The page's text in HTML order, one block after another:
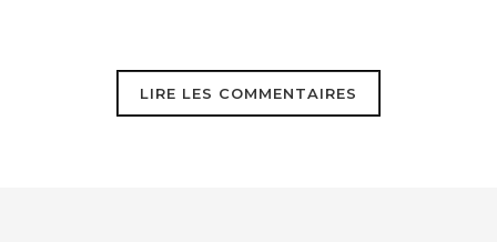
LIRE LES COMMENTAIRES